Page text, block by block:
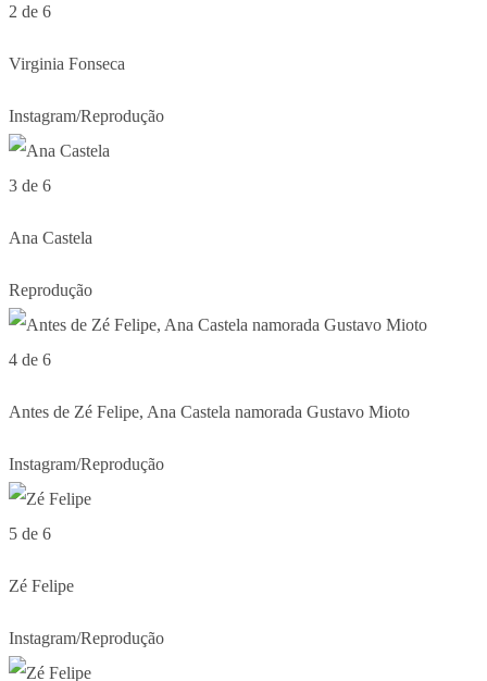
2 de 6
Virginia Fonseca
Instagram/Reprodução
3 de 6
Ana Castela
Reprodução
4 de 6
Antes de Zé Felipe, Ana Castela namorada Gustavo Mioto
Instagram/Reprodução
5 de 6
Zé Felipe
Instagram/Reprodução